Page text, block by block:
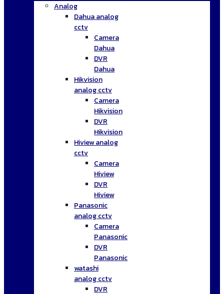
Analog
Dahua analog
cctv
Camera
Dahua
DVR
Dahua
Hikvision
analog cctv
Camera
Hikvision
DVR
Hikvision
Hiview analog
cctv
Camera
Hiview
DVR
Hiview
Panasonic
analog cctv
Camera
Panasonic
DVR
Panasonic
watashi
analog cctv
DVR